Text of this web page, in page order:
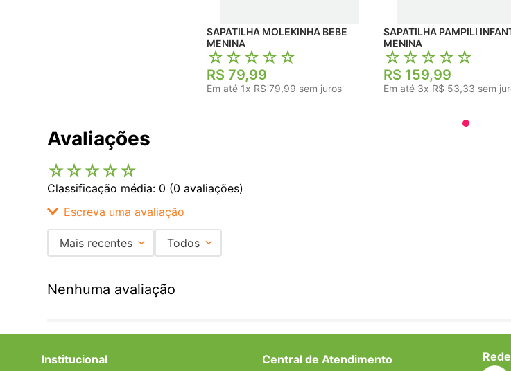
SAPATILHA MOLEKINHA BEBE
MENINA
☆☆☆☆☆
R$ 79,99
Em até 1x R$ 79,99 sem juros
SAPATILHA PAMPILI
MENINA
☆☆☆☆☆
R$ 159,99
Em até 3x R$ 53,33 sem
Avaliações
☆☆☆☆☆
Classificação média: 0 (0 avaliações)
Escreva uma avaliação
Título
Avalie o produto de 1 a 5 estrelas
Mais recentes Todos
Nenhuma avaliação
Institucional Central de Atendimento